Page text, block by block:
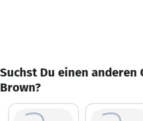
Suchst Du einen anderen
Brown?